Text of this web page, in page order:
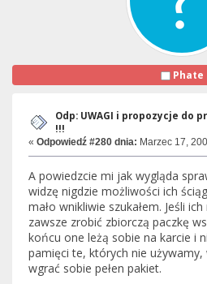
Phate
Odp: UWAGI i propozycje do
!!!
« Odpowiedź #280 dnia: Marzec 17,
A powiedzcie mi jak wygląda
widzę nigdzie możliwości ich
mało wnikliwie szukałem. Jeśli
zawsze zrobić zbiorczą paczkę
końcu one leżą sobie na karcie i
pamięci te, których nie używamy,
wgrać sobie pełen pakiet.